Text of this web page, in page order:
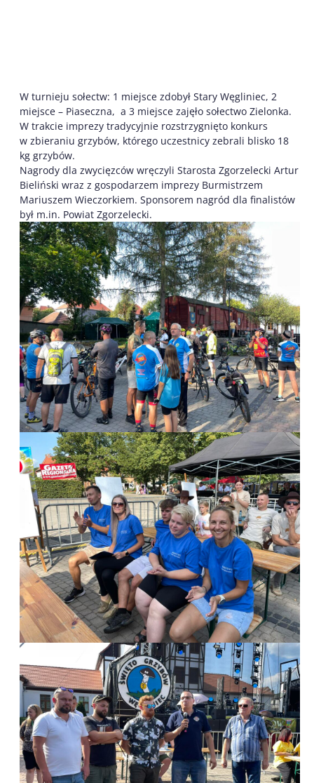
W turnieju sołectw: 1 miejsce zdobył Stary Węgliniec, 2
miejsce – Piaseczna, a 3 miejsce zajęło sołectwo Zielonka.
W trakcie imprezy tradycyjnie rozstrzygnięto konkurs
w zbieraniu grzybów, którego uczestnicy zebrali blisko 18
kg grzybów.
Nagrody dla zwycięzców wręczyli Starosta Zgorzelecki Artur
Bieliński wraz z gospodarzem imprezy Burmistrzem
Mariuszem Wieczorkiem. Sponsorem nagród dla finalistów
był m.in. Powiat Zgorzelecki.